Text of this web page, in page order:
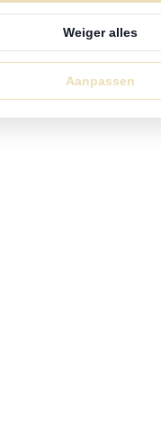
Weiger alles
Aanpassen